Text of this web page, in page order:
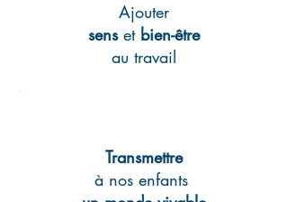
Transmettre
à nos enfants
Ajouter
sens et bien-être
au travail